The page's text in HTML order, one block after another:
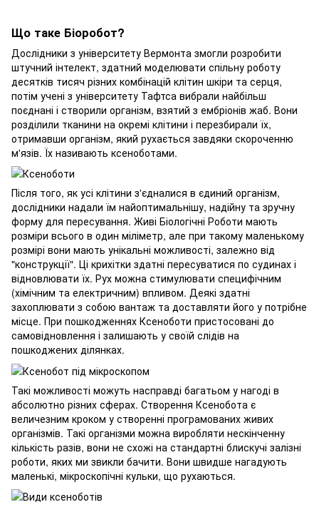
Що таке Біоробот?
Дослідники з університету Вермонта змогли розробити
штучний інтелект, здатний моделювати спільну роботу
десятків тисяч різних комбінацій клітин шкіри та серця,
потім учені з університету Тафтса вибрали найбільш
поєднані і створили організм, взятий з ембріонів жаб. Вони
розділили тканини на окремі клітини і перезбирали їх,
отримавши організм, який рухається завдяки скороченню
м'язів. Їх називають ксеноботами.
Після того, як усі клітини з'єдналися в єдиний організм,
дослідники надали їм найоптимальнішу, надійну та зручну
форму для пересування. Живі Біологічні Роботи мають
розміри всього в один міліметр, але при такому маленькому
розмірі вони мають унікальні можливості, залежно від
"конструкції". Ці крихітки здатні пересуватися по судинах і
відновлювати їх. Рух можна стимулювати специфічним
(хімічним та електричним) впливом. Деякі здатні
захоплювати з собою вантаж та доставляти його у потрібне
місце. При пошкодженнях Ксеноботи пристосовані до
самовідновлення і залишають у своїй слідів на
пошкоджених ділянках.
Такі можливості можуть насправді багатьом у нагоді в
абсолютно різних сферах. Створення Ксенобота є
величезним кроком у створенні програмованих живих
організмів. Такі організми можна виробляти нескінченну
кількість разів, вони не схожі на стандартні блискучі залізні
роботи, яких ми звикли бачити. Вони швидше нагадують
маленькі, мікроскопічні кульки, що рухаються.